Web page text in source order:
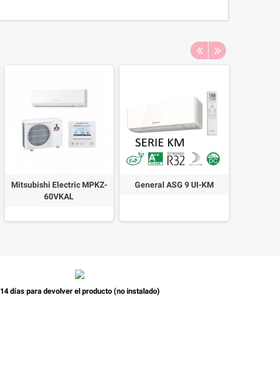
Mitsubishi Electric MPKZ-
60VKAL
General ASG 9 UI-KM
14 días para devolver el producto (no instalado)